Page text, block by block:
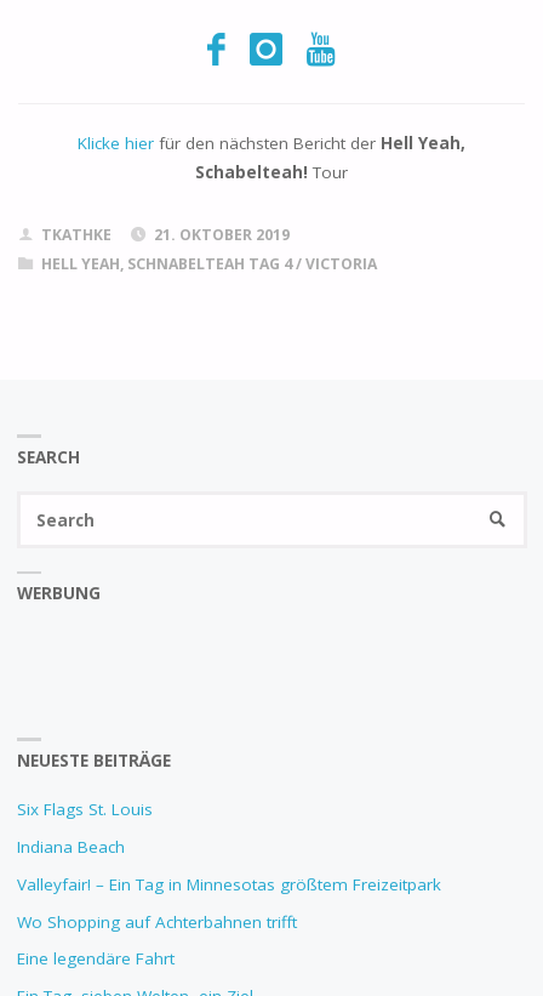
Klicke hierfür den nächsten Bericht der Hell Yeah,
Schabelteah! Tour
TKATHKE
21. OKTOBER 2019
HELL YEAH, SCHNABELTEAH TAG 4/VICTORIA
SEARCH
WERBUNG
NEUESTE BEITRÄGE
Six Flags St. Louis
Indiana Beach
Valleyfair! – Ein Tag in Minnesotas größtem Freizeitpark
Wo Shopping auf Achterbahnen trifft
Eine legendäre Fahrt